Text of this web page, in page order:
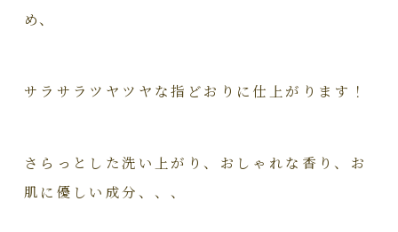
め、
サラサラツヤツヤな指どおりに仕上がります！
さらっとした洗い上がり、おしゃれな香り、お
肌に優しい成分、、、